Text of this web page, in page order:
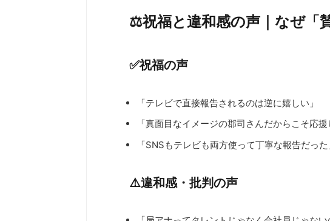
⚖️祝福と違和感の声｜なぜ「
✅祝福の声
「テレビで直接報告されるのは逆に嬉しい」
「真面目なイメージの郡司さんだからこそ応援
「SNSもテレビも両方使って丁寧な報告だった
⚠️違和感・批判の声